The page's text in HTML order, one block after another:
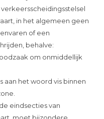
in het algemeen geen
of een
behalve:
om onmiddellijk
aan het woord vis binnen
eindsecties van
moet bijzondere